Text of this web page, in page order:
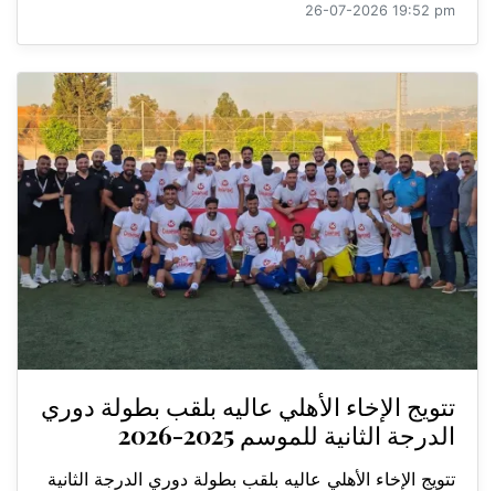
26-07-2026 19:52 pm
تتويج الإخاء الأهلي عاليه بلقب بطولة دوري
الدرجة الثانية للموسم 2025-2026
تتويج الإخاء الأهلي عاليه بلقب بطولة دوري الدرجة الثانية